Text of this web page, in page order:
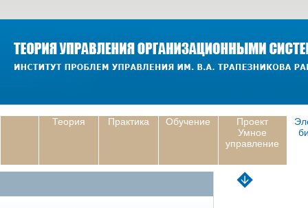
Теория Практика Обучение
Проект
Умное
управление